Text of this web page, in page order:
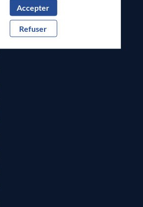
Accepter
Refuser